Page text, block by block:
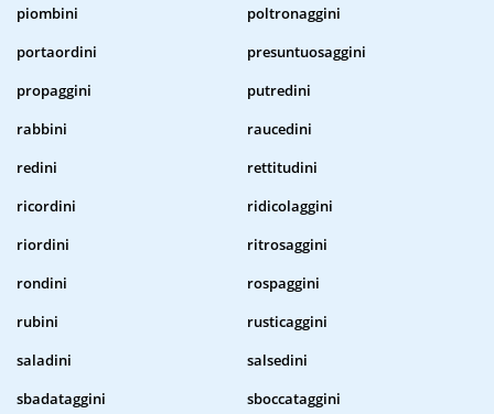
piombini
poltronaggini
portaordini
presuntuosaggini
propaggini
putredini
rabbini
raucedini
redini
rettitudini
ricordini
ridicolaggini
riordini
ritrosaggini
rondini
rospaggini
rubini
rusticaggini
saladini
salsedini
sbadataggini
sboccataggini